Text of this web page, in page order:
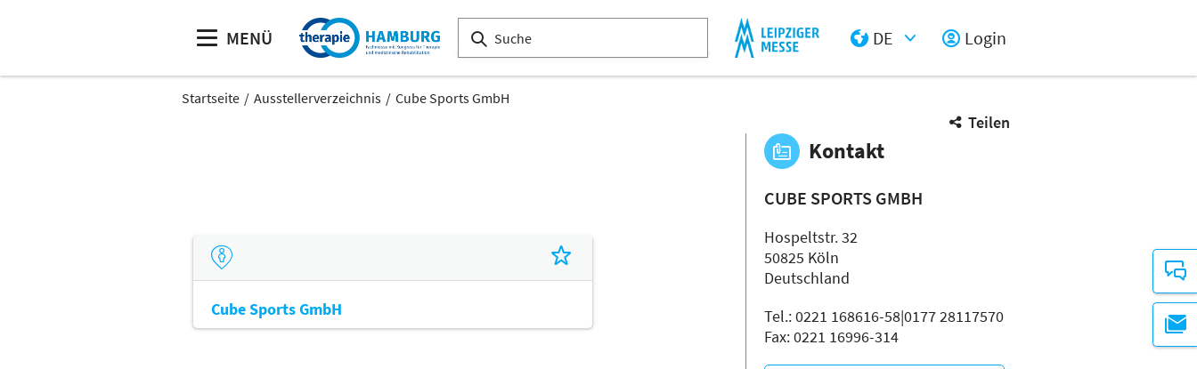
MENÜ
DE
Login
Startseite Ausstellerverzeichnis Cube Sports GmbH
Teilen
Cube Sports GmbH
Kontakt
CUBE SPORTS GMBH
Hospeltstr. 32
50825 Köln
Deutschland
Tel.: 0221 168616-58|0177 28117570
Fax: 0221 16996-314